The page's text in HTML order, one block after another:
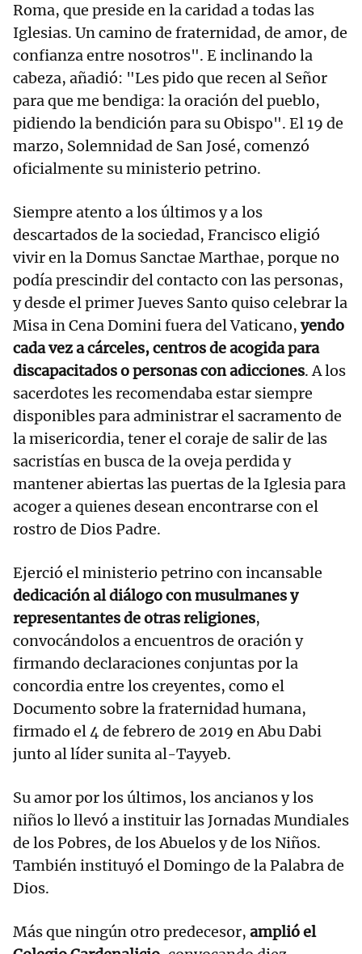
Roma, que preside en la caridad a todas las
Iglesias. Un camino de fraternidad, de amor, de
confianza entre nosotros". E inclinando la
cabeza, añadió: "Les pido que recen al Señor
para que me bendiga: la oración del pueblo,
pidiendo la bendición para su Obispo". El 19 de
marzo, Solemnidad de San José, comenzó
oficialmente su ministerio petrino.
Siempre atento a los últimos y a los
descartados de la sociedad, Francisco eligió
vivir en la Domus Sanctae Marthae, porque no
podía prescindir del contacto con las personas,
y desde el primer Jueves Santo quiso celebrar la
Misa in Cena Domini fuera del Vaticano, yendo
cada vez a cárceles, centros de acogida para
discapacitados o personas con adicciones. A los
sacerdotes les recomendaba estar siempre
disponibles para administrar el sacramento de
la misericordia, tener el coraje de salir de las
sacristías en busca de la oveja perdida y
mantener abiertas las puertas de la Iglesia para
acoger a quienes desean encontrarse con el
rostro de Dios Padre.
Ejerció el ministerio petrino con incansable
dedicación al diálogo con musulmanes y
representantes de otras religiones,
convocándolos a encuentros de oración y
firmando declaraciones conjuntas por la
concordia entre los creyentes, como el
Documento sobre la fraternidad humana,
firmado el 4 de febrero de 2019 en Abu Dabi
junto al líder sunita al-Tayyeb.
Su amor por los últimos, los ancianos y los
niños lo llevó a instituir las Jornadas Mundiales
de los Pobres, de los Abuelos y de los Niños.
También instituyó el Domingo de la Palabra de
Dios.
Más que ningún otro predecesor, amplió el